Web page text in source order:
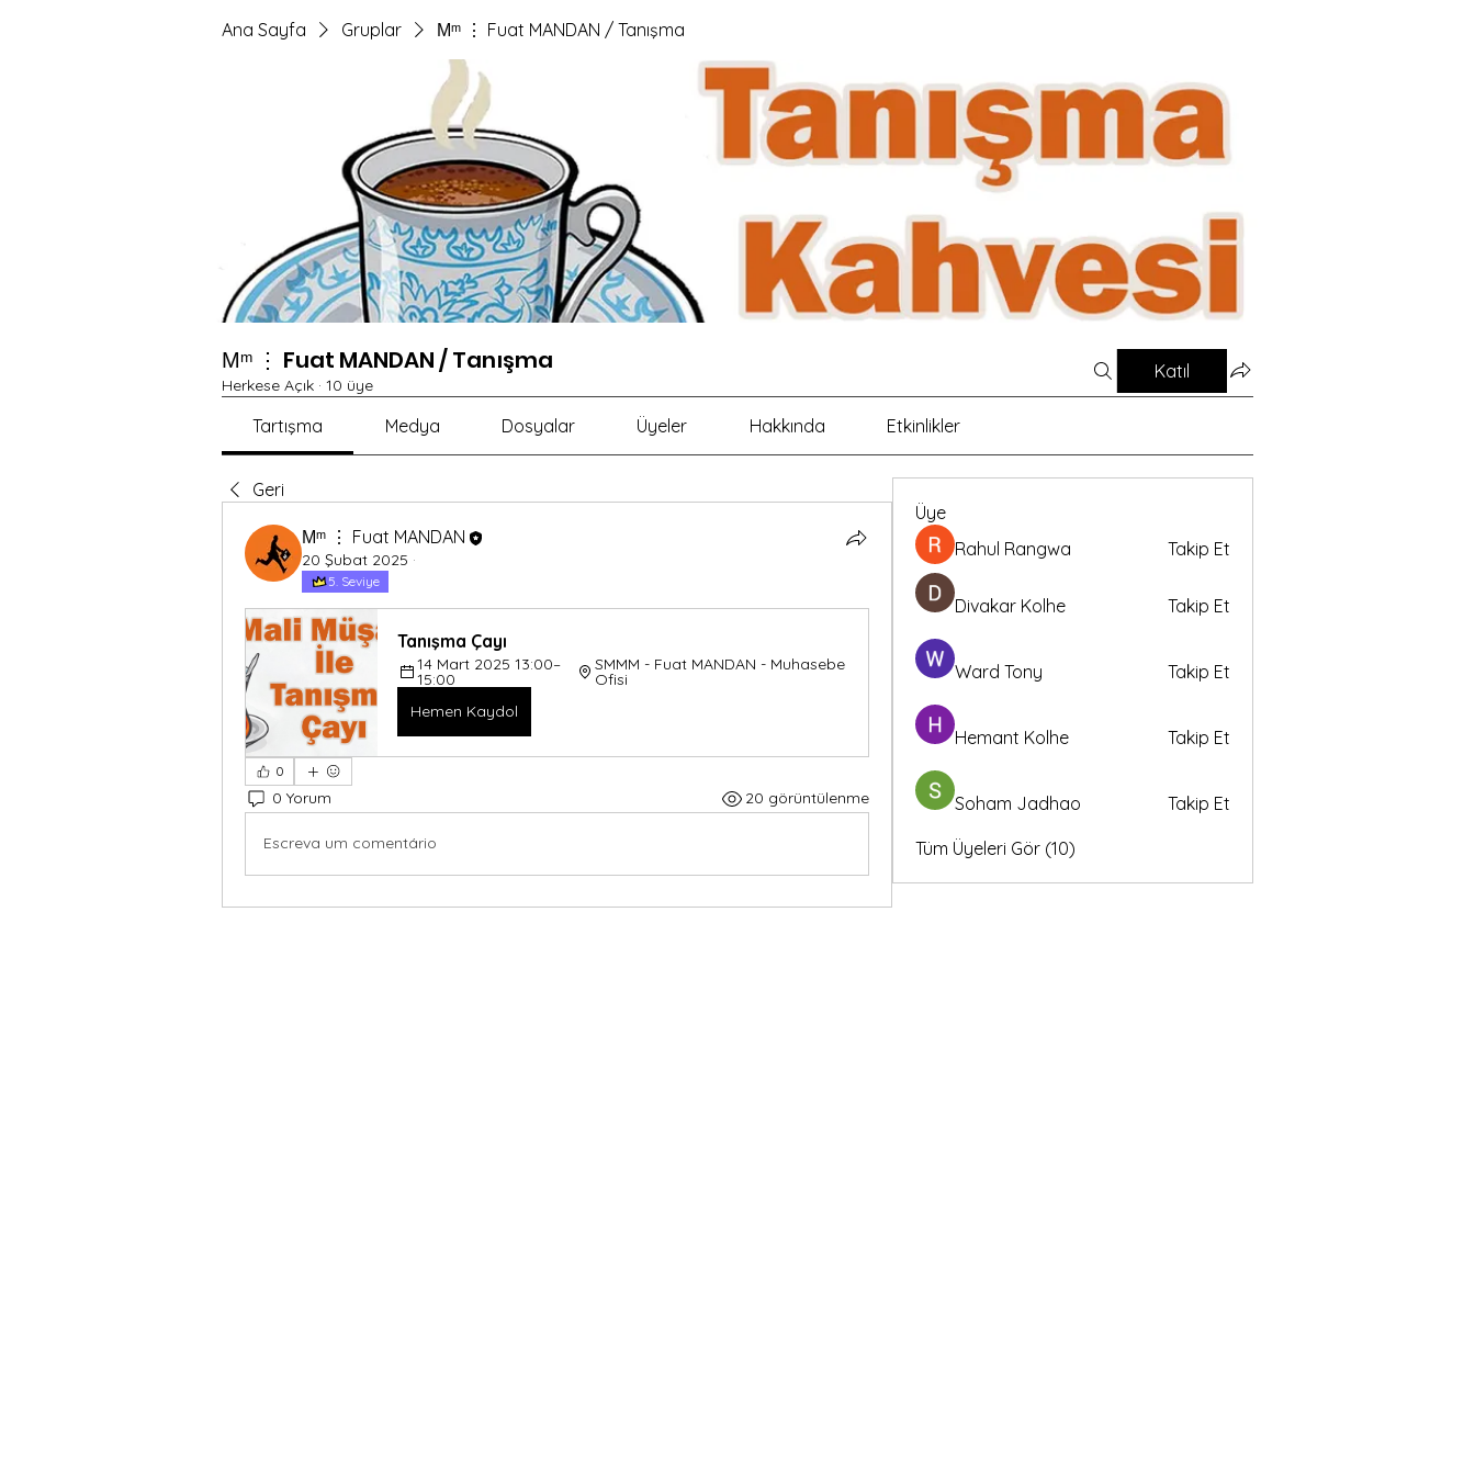
Ana Sayfa Gruplar Мᵐ ⋮ Fuat MANDAN / Tanışma
Мᵐ ⋮ Fuat MANDAN / Tanışma
Herkese Açık · 10 üye
Katıl
Tartışma Medya Dosyalar Üyeler Hakkında Etkinlikler
Geri
Мᵐ ⋮ Fuat MANDAN
20 Şubat 2025 ·
5. Seviye
Tanışma Çayı
14 Mart 2025 13:00–
15:00
SMMM - Fuat MANDAN - Muhasebe
Ofisi
Hemen Kaydol
0
0 Yorum 20 görüntülenme
Escreva um comentário
Üye
Rahul Rangwa
Takip Et
Divakar Kolhe Takip Et
Ward Tony Takip Et
Hemant Kolhe Takip Et
Soham Jadhao Takip Et
Tüm Üyeleri Gör (10)